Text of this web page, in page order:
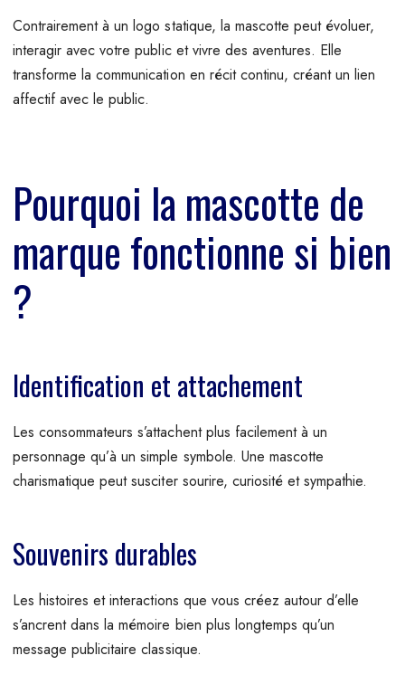
Contrairement à un logo statique, la mascotte peut évoluer,
interagir avec votre public et vivre des aventures. Elle
transforme la communication en récit continu, créant un lien
affectif avec le public.
Pourquoi la mascotte de
marque fonctionne si bien
?
Identification et attachement
Les consommateurs s’attachent plus facilement à un
personnage qu’à un simple symbole. Une mascotte
charismatique peut susciter sourire, curiosité et sympathie.
Souvenirs durables
Les histoires et interactions que vous créez autour d’elle
s’ancrent dans la mémoire bien plus longtemps qu’un
message publicitaire classique.